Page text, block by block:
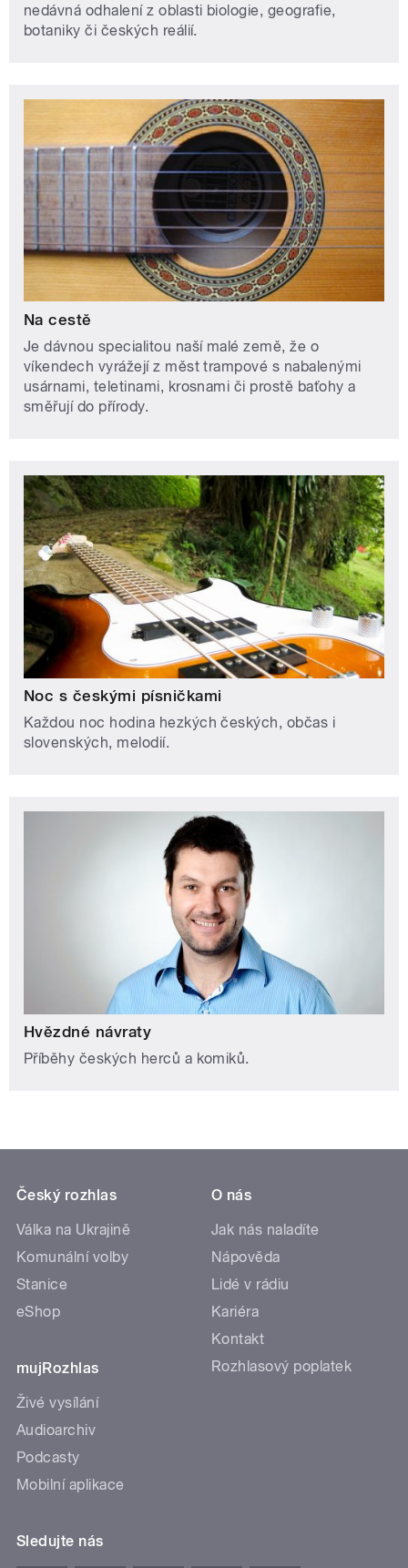
nedávná odhalení z oblasti biologie, geografie,
botaniky či českých reálií.
Na cestě
Je dávnou specialitou naší malé země, že o
víkendech vyrážejí z měst trampové s nabalenými
usárnami, teletinami, krosnami či prostě baťohy a
směřují do přírody.
Noc s českými písničkami
Každou noc hodina hezkých českých, občas i
slovenských, melodií.
Hvězdné návraty
Příběhy českých herců a komiků.
Český rozhlas
Válka na Ukrajině
Komunální volby
Stanice
eShop
mujRozhlas
Živé vysílání
Audioarchiv
Podcasty
Mobilní aplikace
O nás
Jak nás naladíte
Nápověda
Lidé v rádiu
Kariéra
Kontakt
Rozhlasový poplatek
Sledujte nás